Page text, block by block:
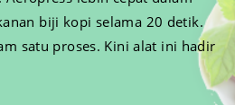
biji kopi selama 20 detik.
satu proses. Kini alat ini hadir